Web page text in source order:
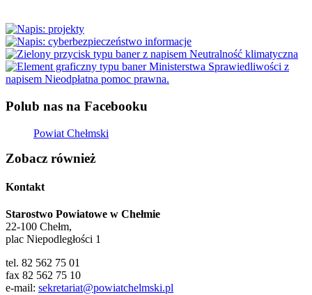
Polub nas na Facebooku
Powiat Chełmski
Zobacz również
Kontakt
Starostwo Powiatowe w Chełmie
22-100 Chełm,
plac Niepodległości 1
tel. 82 562 75 01
fax 82 562 75 10
e-mail: sekretariat@powiatchelmski.pl